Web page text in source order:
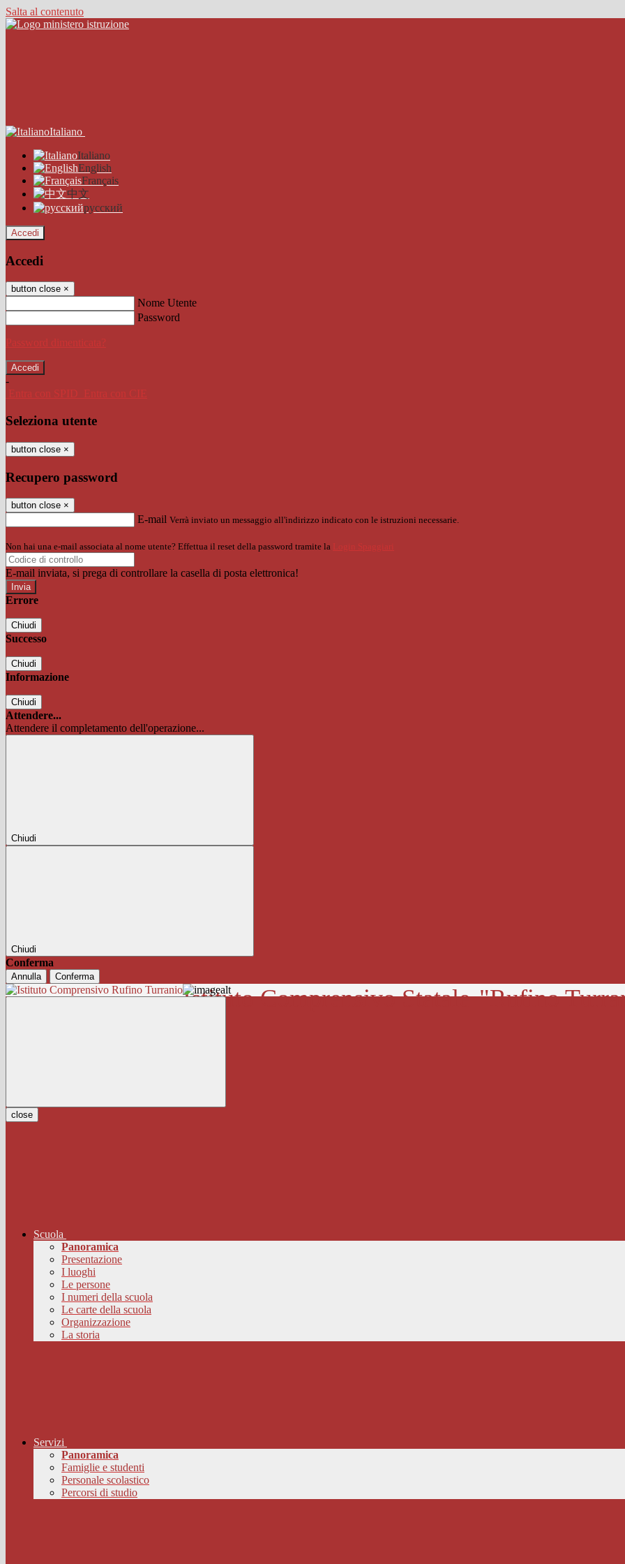
Salta al contenuto
Italiano
Italiano
English
Français
中文
русский
Accedi
Accedi
button close ×
Nome Utente
Password
Password dimenticata?
-
Entra con SPID
Entra con CIE
Seleziona utente
button close ×
Recupero password
button close ×
E-mail Verrà inviato un messaggio all'indirizzo indicato con le istruzioni necessarie.
Non hai una e-mail associata al nome utente? Effettua il reset della password tramite la Login Spaggiari
E-mail inviata, si prega di controllare la casella di posta elettronica!
Errore
Chiudi
Successo
Chiudi
Informazione
Chiudi
Attendere...
Attendere il completamento dell'operazione...
Chiudi
Chiudi
Conferma
Annulla Conferma
Istituto Comprensivo Statale"Rufino
close
Scuola
Panoramica
Presentazione
I luoghi
Le persone
I numeri della scuola
Le carte della scuola
Organizzazione
La storia
Servizi
Panoramica
Famiglie e studenti
Personale scolastico
Percorsi di studio